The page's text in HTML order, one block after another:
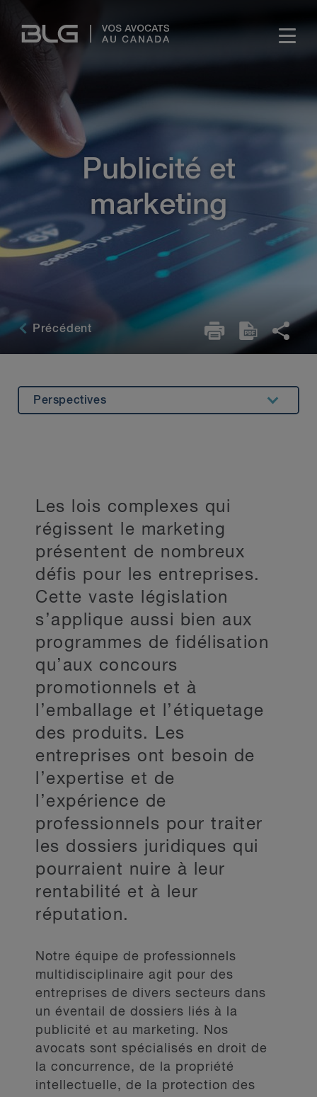
Links
Publicité et
marketing
Précédent
Perspectives
Restez au courant
Les lois complexes qui
régissent le marketing
présentent de nombreux
défis pour les entreprises.
Cette vaste législation
s’applique aussi bien aux
programmes de fidélisation
qu’aux concours
promotionnels et à
l’emballage et l’étiquetage
des produits. Les
entreprises ont besoin de
l’expertise et de
l’expérience de
professionnels pour traiter
les dossiers juridiques qui
pourraient nuire à leur
rentabilité et à leur
réputation.
Notre équipe de professionnels
multidisciplinaire agit pour des
entreprises de divers secteurs dans
un éventail de dossiers liés à la
publicité et au marketing. Nos
avocats sont spécialisés en droit de
la concurrence, de la propriété
intellectuelle, de la protection des